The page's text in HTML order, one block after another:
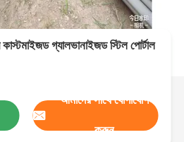
গ্যালভানাইজড স্টিল পোর্টাল
আমাদের সাথে যোগাযোগ
করুন